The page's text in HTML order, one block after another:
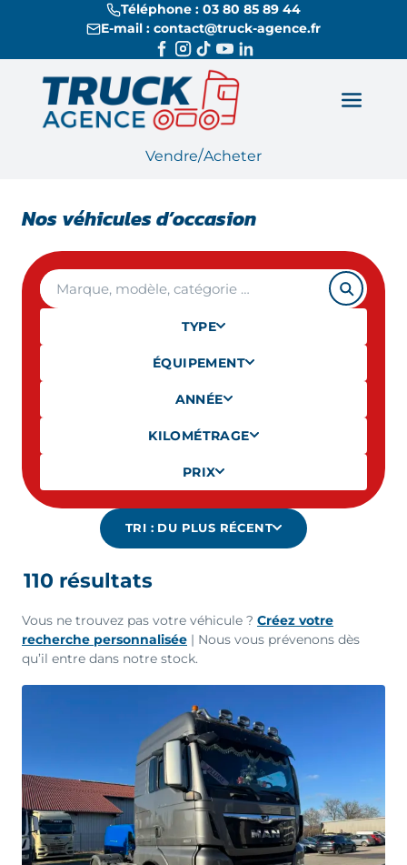
Téléphone : 03 80 85 89 44
E-mail : contact@truck-agence.fr
Vendre/Acheter
Nos véhicules d’occasion
TYPE
ÉQUIPEMENT
ANNÉE
KILOMÉTRAGE
PRIX
TRI : DU PLUS RÉCENT
110 résultats
Vous ne trouvez pas votre véhicule ? Créez votre
recherche personnalisée | Nous vous prévenons dès
qu’il entre dans notre stock.